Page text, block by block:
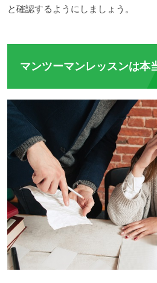
と確認するようにしましょう。
マンツーマンレッスンは本